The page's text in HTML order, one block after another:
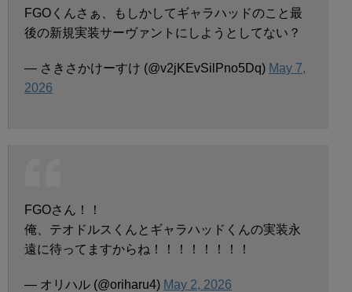
FGOくんさぁ、もしかしてギャラハッドのこと最
後の新規実装サーヴァントにしようとしてない？
— さきさかけーすけ (@v2jKEvSilPno5Dq) May 7,
2026
FGOさん！！
俺、テオドルスくんとギャラハッドくんの実装永
遠に待ってますからね！！！！！！！！
— オリハル (@oriharu4) May 2, 2026